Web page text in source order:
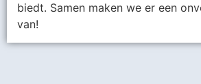
biedt. Samen maken we er een
van!